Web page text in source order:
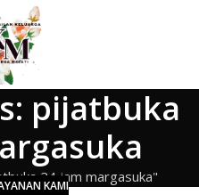
pijatbuka
24 jam margasuka"
KAMI